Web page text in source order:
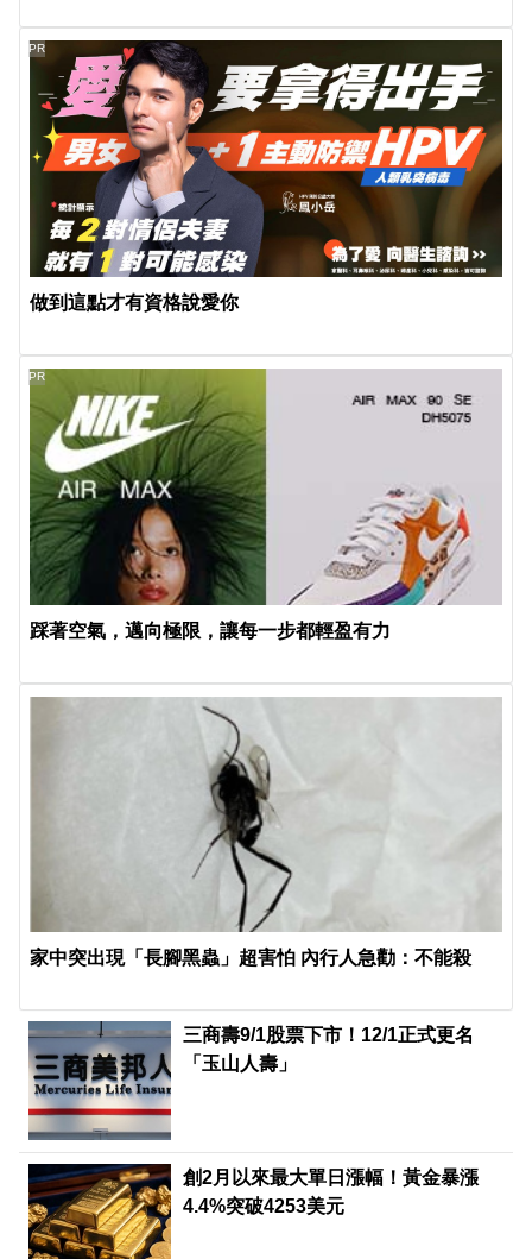
做到這點才有資格說愛你
PR
踩著空氣，邁向極限，讓每一步都輕盈有力
PR
家中突出現「長腳黑蟲」超害怕 內行人急勸：不能殺
三商壽9/1股票下市！12/1正式更名
「玉山人壽」
創2月以來最大單日漲幅！黃金暴漲
4.4%突破4253美元